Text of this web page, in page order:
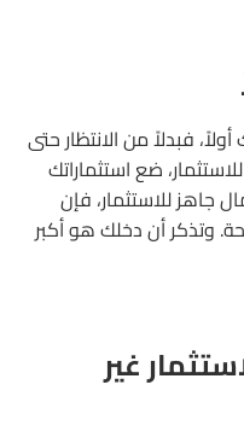
فبدلاً من الانتظار حتى
ضع استثماراتك
جاهز للاستثمار، فإن
وتذكر أن دخلك هو أكبر
غير